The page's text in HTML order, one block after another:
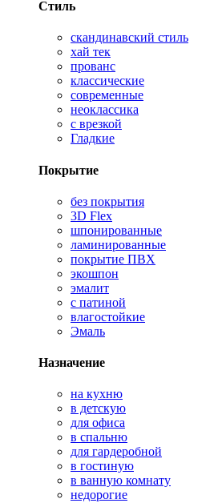
Стиль
скандинавский стиль
хай тек
прованс
классические
современные
неоклассика
с врезкой
Гладкие
Покрытие
без покрытия
3D Flex
шпонированные
ламинированные
покрытие ПВХ
экошпон
эмалит
с патиной
влагостойкие
Эмаль
Назначение
на кухню
в детскую
для офиса
в спальню
для гардеробной
в гостиную
в ванную комнату
недорогие